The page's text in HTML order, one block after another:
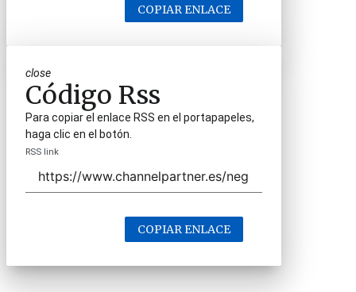
COPIAR ENLACE
close
Código Rss
Para copiar el enlace RSS en el portapapeles,
haga clic en el botón.
RSS link
COPIAR ENLACE